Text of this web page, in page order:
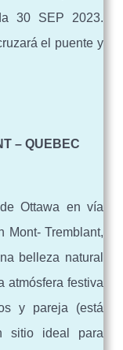
30 SEP 2023.
el puente y
– QUEBEC
Ottawa en vía
Mont- Tremblant,
belleza natural
atmósfera festiva
y pareja (está
ideal para